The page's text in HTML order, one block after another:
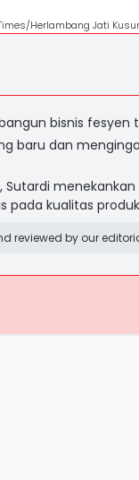
Herlambang Jati
bisnis fesyen
baru dan
Sutardi
pada kualitas
reviewed by our